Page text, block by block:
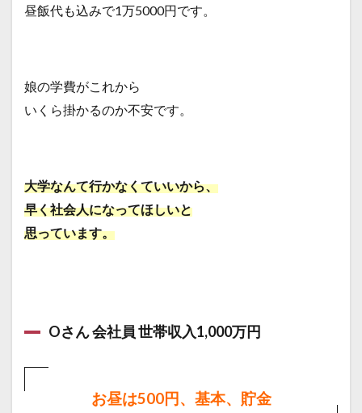
昼飯代も込みで1万5000円です。
娘の学費がこれから
いくら掛かるのか不安です。
大学なんて行かなくていいから、
早く社会人になってほしいと
思っています。
Oさん 会社員 世帯収入1,000万円
お昼は500円、基本、貯金